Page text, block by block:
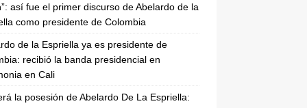
así fue el primer discurso de Abelardo de la
como presidente de Colombia
de la Espriella ya es presidente de
recibió la banda presidencial en
en Cali
la posesión de Abelardo De La Espriella: